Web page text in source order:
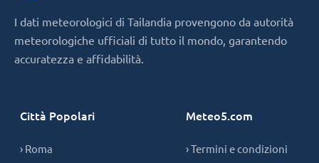
I dati meteorologici di Tailandia provengono da autorità
meteorologiche ufficiali di tutto il mondo, garantendo
accuratezza e affidabilità.
Città Popolari
› Roma
Meteo5.com
› Termini e condizioni